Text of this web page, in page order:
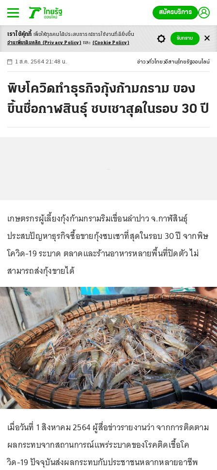
สมัครบริการ
-ก ก ก+
1 ส.ค. 2564 21:48 น. ข่าว ทั่วไทย อีสาน ไทยรัฐออนไลน์
พิษโควิดทำธุรกิจกุ้งก้ามกราม ของ
ขึ้นชื่อกาฬสินธุ์ ซบเซาสุดในรอบ 30 ปี
เกษตรกรผู้เลี้ยงกุ้งก้ามกรามริมเขื่อนลำปาว จ.กาฬสินธุ์
ประสบปัญหาธุรกิจซื้อขายกุ้งซบเซาที่สุดในรอบ 30 ปี จากพิษ
โควิด-19 ระบาด ตลาดและร้านอาหารหลายพื้นที่ปิดตัว ไม่
สามารถส่งกุ้งขายได้
เมื่อวันที่ 1 สิงหาคม 2564 ผู้สื่อข่าวรายงานว่า จากการติดตาม
ผลกระทบจากสถานการณ์แพร่ระบาดของโรคติดเชื้อโค
วิด-19 ปัจจุบันส่งผลกระทบกับประชาชนหลากหลายอาชีพ
เราใช้คุ้กกี้ เพื่อให้ทุกคนได้ประสบการณ์การใช้งานที่ดียิ่งขึ้น
อ่านเพิ่มเติมคลิก (Privacy Policy) และ (Cookie Policy)
รับทราบ